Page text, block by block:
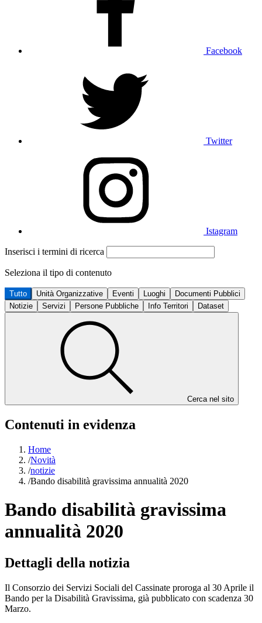
Facebook
Twitter
Istagram
Inserisci i termini di ricerca
Seleziona il tipo di contenuto
Tutto Unità Organizzative Eventi Luoghi
Documenti Pubblici
Notizie
Servizi Persone Pubbliche Info Territori Dataset
Cerca nel sito
Contenuti in evidenza
Home
/Novità
/notizie
/Bando disabilità gravissima annualità 2020
Bando disabilità gravissima
annualità 2020
Dettagli della notizia
Il Consorzio dei Servizi Sociali del Cassinate proroga al 30 Aprile il
Bando per la Disabilità Gravissima, già pubblicato con scadenza 30
Marzo.